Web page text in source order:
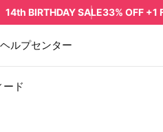
14th BIRTHDAY SALE33% OFF +1
ヘルプセンター
ド